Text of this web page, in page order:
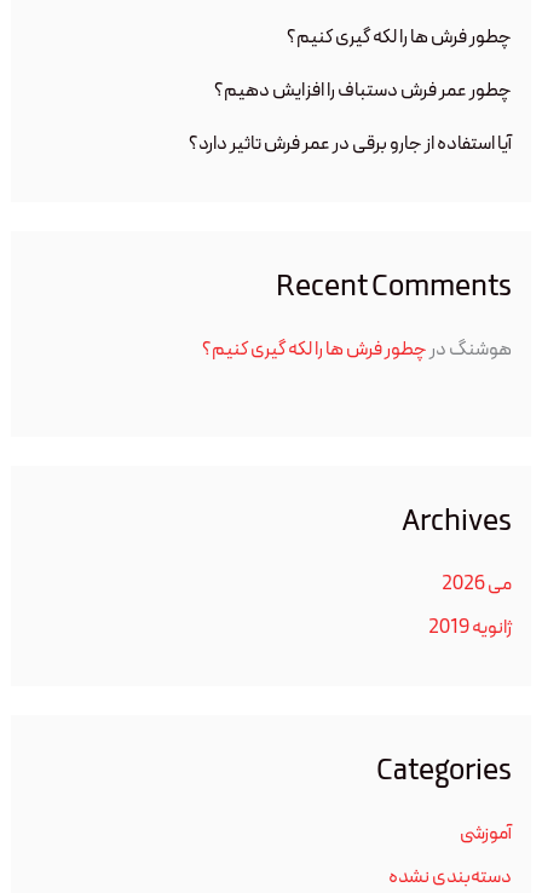
چطور فرش ها را لکه گیری کنیم؟
چطور عمر فرش دستباف را افزایش دهیم؟
آیا استفاده از جارو برقی در عمر فرش تاثیر دارد؟
Recent Comments
هوشنگدرچطور فرش ها را لکه گیری کنیم؟
Archives
می 2026
ژانویه 2019
Categories
آموزشی
دسته‌بندی نشده